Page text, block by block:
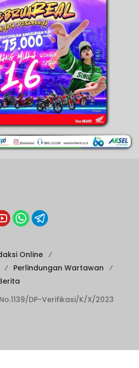
Online
Perlindungan Wartawan
DP-Verifikasi/K/X/2023